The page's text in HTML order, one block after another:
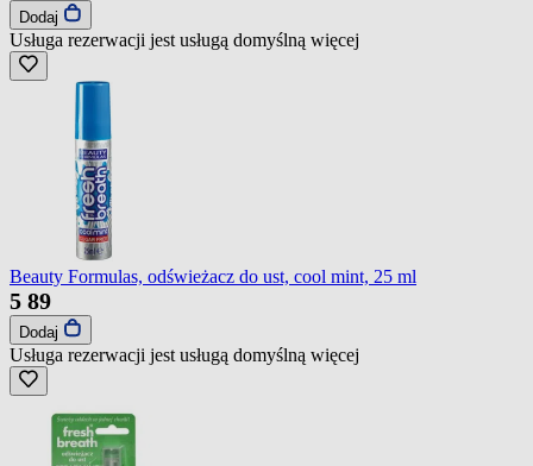
Dodaj
Usługa rezerwacji jest usługą domyślną więcej
Beauty Formulas, odświeżacz do ust, cool mint, 25 ml
5 89
Dodaj
Usługa rezerwacji jest usługą domyślną więcej